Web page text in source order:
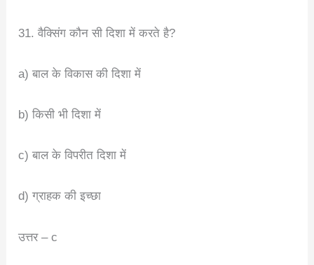
31. वैक्सिंग कौन सी दिशा में करते है?
a) बाल के विकास की दिशा में
b) किसी भी दिशा में
c) बाल के विपरीत दिशा में
d) ग्राहक की इच्छा
उत्तर – c